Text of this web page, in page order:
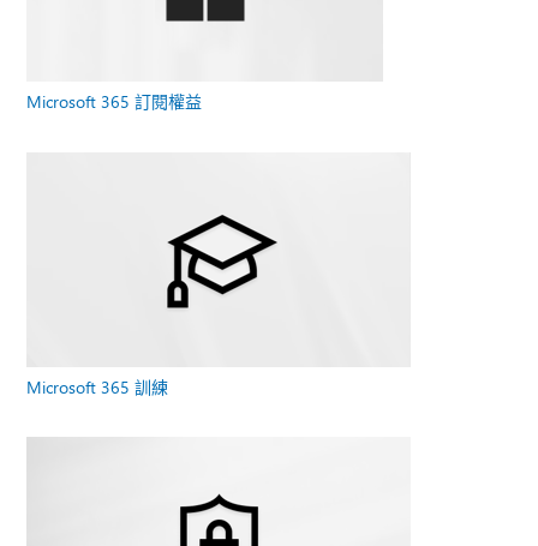
Microsoft 365 訂閱權益
Microsoft 365 訓練